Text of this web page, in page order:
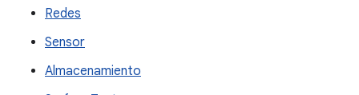
Redes
Sensor
Almacenamiento